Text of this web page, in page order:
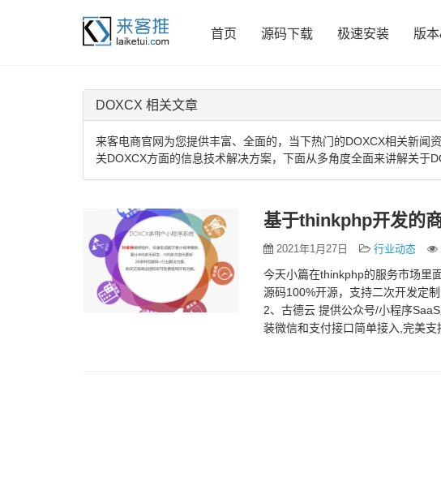
首页 源码下载 极速安装 版
DOXCX 相关文章
来客电商官网为您提供丰富、全面的，当下热门的DOXCX相关新闻
关DOXCX方面的信息技术解决方案，下面从多角度全面来讲解关于
基于thinkphp开发的
2021年1月27日 行业动态
今天小篇在thinkphp的服务市场里
源码100%开源，支持二次开发定
2、古德云 提供公众号/小程序
装微信和支付接口简单接入,完美